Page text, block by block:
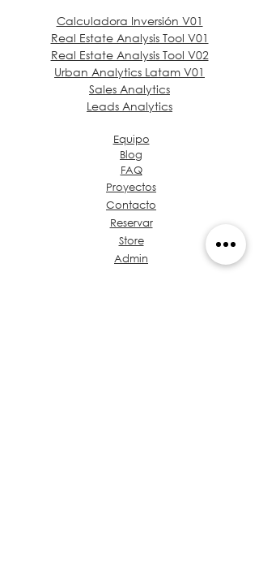
Calculadora Inversión V01
Real Estate Analysis Tool V01
Real Estate Analysis Tool V02
Urban Analytics Latam V01
Sales Analytics
Leads Analytics
Equipo
Blog
FAQ
Proyectos
Contacto
Reservar
Store
Admin